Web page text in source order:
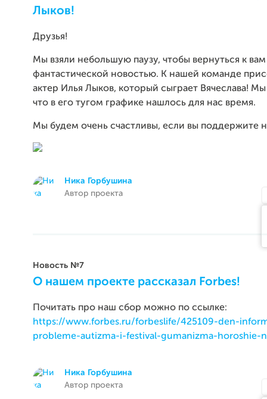
Лыков!
Друзья!
Мы взяли небольшую паузу, чтобы вернуться к вам
фантастической новостью. К нашей команде
актер Илья Лыков, который сыграет Вячеслава!
что в его тугом графике нашлось для нас время.
Мы будем очень счастливы, если вы поддержите
Ника Горбушина
Автор проекта
Новость №7
О нашем проекте рассказал Forbes!
Почитать про наш сбор можно по ссылке:
https://www.forbes.ru/forbeslife/425109-den-
probleme-autizma-i-festival-gumanizma-horoshie-
Ника Горбушина
Автор проекта